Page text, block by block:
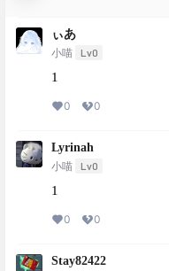
ぃあ
小喵 Lv0
1
0 0
Lyrinah
小喵 Lv0
1
0 0
Stay82422